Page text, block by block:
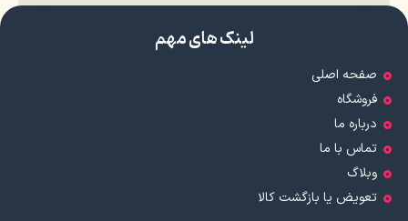
لینک های مهم
صفحه اصلی
فروشگاه
درباره ما
تماس با ما
وبلاگ
تعویض یا بازگشت کالا